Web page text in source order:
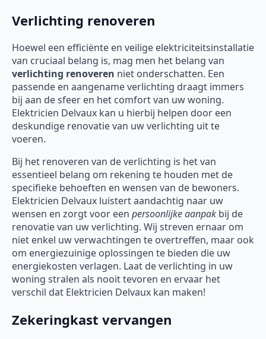
Verlichting renoveren
Hoewel een efficiënte en veilige elektriciteitsinstallatie
van cruciaal belang is, mag men het belang van
verlichting renoveren niet onderschatten. Een
passende en aangename verlichting draagt immers
bij aan de sfeer en het comfort van uw woning.
Elektricien Delvaux kan u hierbij helpen door een
deskundige renovatie van uw verlichting uit te
voeren.
Bij het renoveren van de verlichting is het van
essentieel belang om rekening te houden met de
specifieke behoeften en wensen van de bewoners.
Elektricien Delvaux luistert aandachtig naar uw
wensen en zorgt voor een persoonlijke aanpak bij de
renovatie van uw verlichting. Wij streven ernaar om
niet enkel uw verwachtingen te overtreffen, maar ook
om energiezuinige oplossingen te bieden die uw
energiekosten verlagen. Laat de verlichting in uw
woning stralen als nooit tevoren en ervaar het
verschil dat Elektricien Delvaux kan maken!
Zekeringkast vervangen